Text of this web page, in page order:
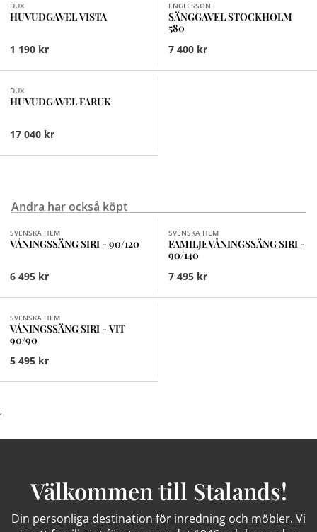
DUX
HUVUDGAVEL VISTA
1 190 kr
ENGLESSON
SÄNGGAVEL STOCKHOLM
580
7 400 kr
DUX
HUVUDGAVEL FARUK
17 040 kr
Andra har också köpt
Finns i fler val (2)
SVENSKA HEM
VÅNINGSSÄNG SIRI - 90/120
6 495 kr
SVENSKA HEM
FAMILJEVÅNINGSSÄNG SIRI -
90/140
7 495 kr
SVENSKA HEM
VÅNINGSSÄNG SIRI - VIT
90/90
5 495 kr
;
Välkommen till Stalands!
Din personliga destination för inredning och möbler. Vi